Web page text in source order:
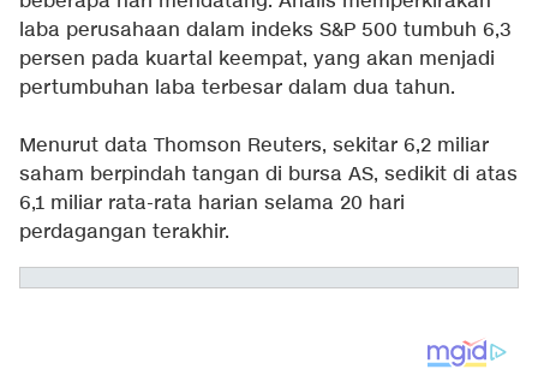
laba perusahaan dalam indeks S&P 500 tumbuh 6,3
persen pada kuartal keempat, yang akan menjadi
pertumbuhan laba terbesar dalam dua tahun.
Menurut data Thomson Reuters, sekitar 6,2 miliar
saham berpindah tangan di bursa AS, sedikit di atas
6,1 miliar rata-rata harian selama 20 hari
perdagangan terakhir.